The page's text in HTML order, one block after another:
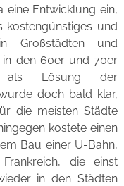
eine Entwicklung ein,
kostengünstiges und
Großstädten und
in den 60er und 70er
als Lösung der
doch bald klar,
die meisten Städte
kostete einen
Bau einer U-Bahn,
die einst
in den Städten